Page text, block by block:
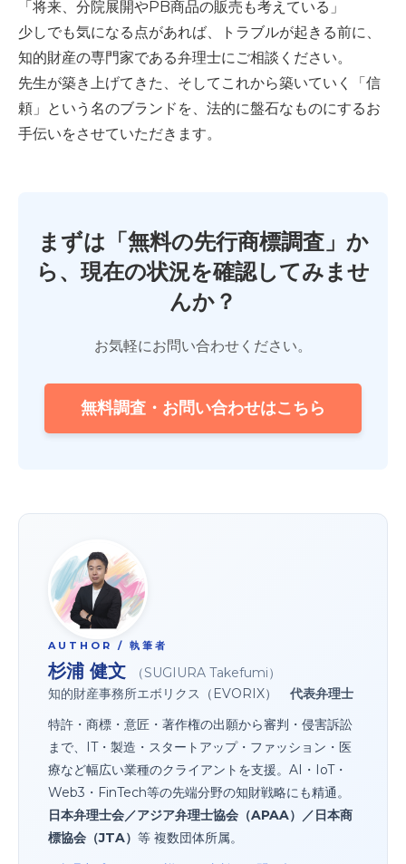
「将来、分院展開やPB商品の販売も考えている」
少しでも気になる点があれば、トラブルが起きる前に、
知的財産の専門家である弁理士にご相談ください。
先生が築き上げてきた、そしてこれから築いていく「信
頼」という名のブランドを、法的に盤石なものにするお
手伝いをさせていただきます。
まずは「無料の先行商標調査」か
ら、現在の状況を確認してみませ
んか？
お気軽にお問い合わせください。
無料調査・お問い合わせはこちら
AUTHOR / 執筆者
杉浦 健文
（SUGIURA Takefumi）
知的財産事務所エボリクス（EVORIX） 代表弁理士
特許・商標・意匠・著作権の出願から審判・侵害訴訟
まで、IT・製造・スタートアップ・ファッション・医
療など幅広い業種のクライアントを支援。AI・IoT・
Web3・FinTech等の先端分野の知財戦略にも精通。
日本弁理士会／アジア弁理士協会（APAA）／日本商
標協会（JTA） 等 複数団体所属。